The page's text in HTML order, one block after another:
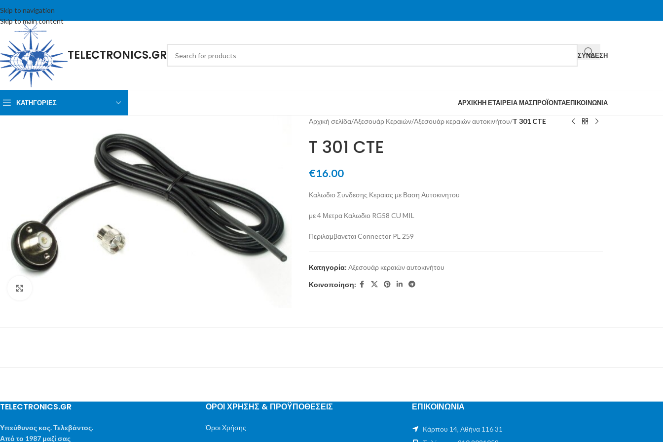
Skip to navigation
Skip to main content
TELECTRONICS.GR ΣΎΝΔΕΣΗ
ΚΑΤΗΓΟΡΙΕΣ ΑΡΧΙΚΉΗ ΕΤΑΙΡΕΊΑ ΜΑΣΠΡΟΪΌΝΤΑΕΠΙΚΟΙΝΩΝΊΑ
Αρχική σελίδα/Αξεσουάρ Κεραιών/Αξεσουάρ κεραιών αυτοκινήτου/T 301 CTE
T 301 CTE
€16.00
Καλωδιο Συνδεσης Κεραιας με Βαση Αυτοκινητου
με 4 Μετρα Καλωδιο RG58 CU MIL
Περιλαμβανεται Connector PL 259
Κατηγορία: Αξεσουάρ κεραιών αυτοκινήτου
Κοινοποίηση:
TELECTRONICS.GR
Υπεύθυνος κος. Τελεβάντος.
Από το 1987 μαζί σας
ΟΡΟΙ ΧΡΗΣΗΣ & ΠΡΟΫΠΟΘΕΣΕΙΣ
Όροι Χρήσης
ΕΠΙΚΟΙΝΩΝΙΑ
Κάρπου 14, Αθήνα 116 31